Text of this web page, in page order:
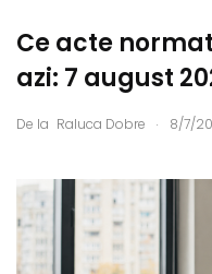
Ce acte
azi: 7 august
De la Raluca Dobre . 8/7/